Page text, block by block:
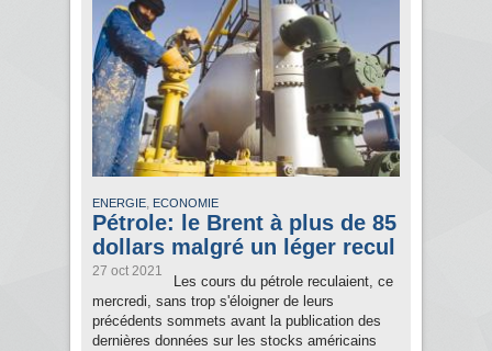
ENERGIE, ECONOMIE
Pétrole: le Brent à plus de 85
dollars malgré un léger recul
27 oct 2021
Les cours du pétrole reculaient, ce
mercredi, sans trop s'éloigner de leurs
précédents sommets avant la publication des
dernières données sur les stocks américains